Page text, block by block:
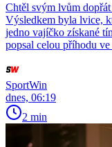
Chtěl svým lvům
Výsledkem byla lvice,
jedno vajíčko získané
popsal celou příhodu ve
SportWin
dnes, 06:19
2 min